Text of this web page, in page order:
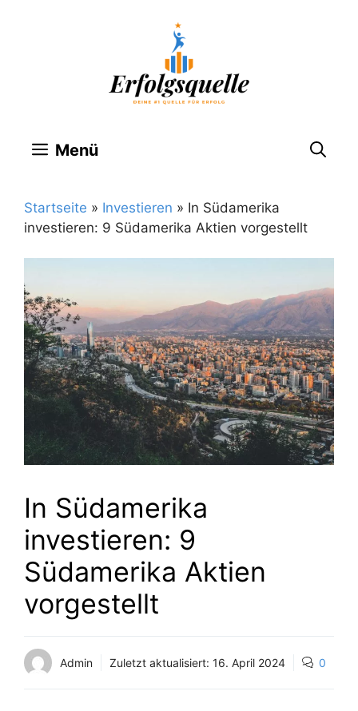
Menü
Startseite » Investieren » In Südamerika
investieren: 9 Südamerika Aktien vorgestellt
In Südamerika
investieren: 9
Südamerika Aktien
vorgestellt
Admin Zuletzt aktualisiert: 16. April 2024 0